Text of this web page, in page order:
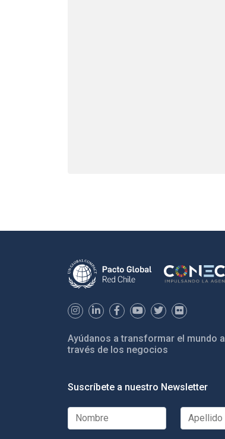
Ayúdanos a transformar el mundo a
través de los negocios
Suscríbete a nuestro Newsletter